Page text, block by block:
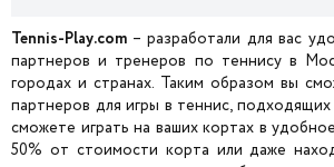
Tennis-Play.com – разработали для вас
партнеров и тренеров по теннису в
городах и странах. Таким образом вы
партнеров для игры в теннис,
сможете играть на ваших кортах в
50% от стоимости корта или даже